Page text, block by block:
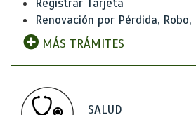
Registrar Tarjeta
Renovación por Pérdida,
MÁS TRÁMITES
SALUD